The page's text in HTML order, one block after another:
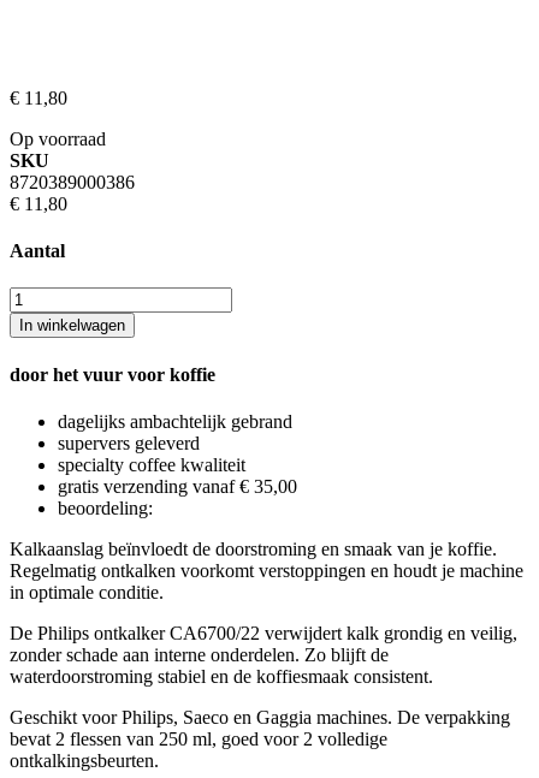
€ 11,80
Op voorraad
SKU
8720389000386
€ 11,80
Aantal
In winkelwagen
door het vuur voor koffie
dagelijks ambachtelijk gebrand
supervers geleverd
specialty coffee kwaliteit
gratis verzending vanaf € 35,00
beoordeling:
Kalkaanslag beïnvloedt de doorstroming en smaak van je koffie.
Regelmatig ontkalken voorkomt verstoppingen en houdt je machine
in optimale conditie.
De Philips ontkalker CA6700/22 verwijdert kalk grondig en veilig,
zonder schade aan interne onderdelen. Zo blijft de
waterdoorstroming stabiel en de koffiesmaak consistent.
Geschikt voor Philips, Saeco en Gaggia machines. De verpakking
bevat 2 flessen van 250 ml, goed voor 2 volledige
ontkalkingsbeurten.